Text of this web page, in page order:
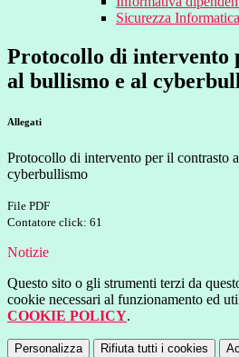
Sicurezza Informatica
Protocollo di intervento
al bullismo e al
Allegati
Protocollo di intervento per il contrasto
cyberbullismo
File PDF
Contatore click: 61
Notizie
Questo sito o gli strumenti terzi da
cookie necessari al funzionamento ed
COOKIE POLICY.
Personalizza Rifiuta tutti i cookies